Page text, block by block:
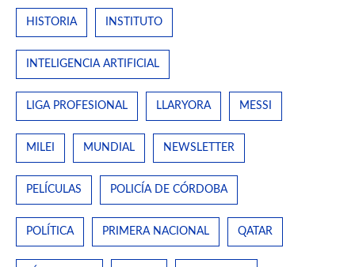
HISTORIA INSTITUTO
INTELIGENCIA ARTIFICIAL
LIGA PROFESIONAL LLARYORA MESSI
MILEI MUNDIAL NEWSLETTER
PELÍCULAS POLICÍA DE CÓRDOBA
POLÍTICA PRIMERA NACIONAL QATAR